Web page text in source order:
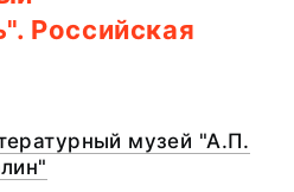
Российская
музей "А.П.